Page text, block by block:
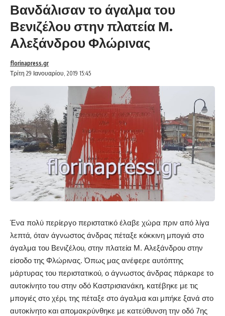
Βανδάλισαν το άγαλμα του
Βενιζέλου στην πλατεία Μ.
Αλεξάνδρου Φλώρινας
Τρίτη 29 Ιανουαρίου, 2019 15:45
florinapress.gr
Ένα πολύ περίεργο περιστατικό έλαβε χώρα πριν από λίγα
λεπτά, όταν άγνωστος άνδρας πέταξε κόκκινη μπογιά στο
άγαλμα του Βενιζέλου, στην πλατεία Μ. Αλεξάνδρου στην
είσοδο της Φλώρινας. Όπως μας ανέφερε αυτόπτης
μάρτυρας του περιστατικού, ο άγνωστος άνδρας πάρκαρε το
αυτοκίνητο του στην οδό Καστρισιανάκη, κατέβηκε με τις
μπογιές στο χέρι, της πέταξε στο άγαλμα και μπήκε ξανά στο
αυτοκίνητο και απομακρύνθηκε με κατεύθυνση την οδό 7ης